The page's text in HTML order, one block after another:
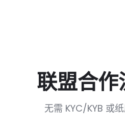
联盟合作
无需 KYC/KYB 或